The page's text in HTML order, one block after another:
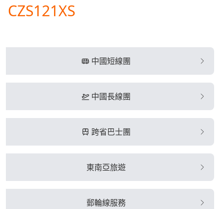
CZS121XS
中國短線團
中國長線團
跨省巴士團
東南亞旅遊
郵輪線服務